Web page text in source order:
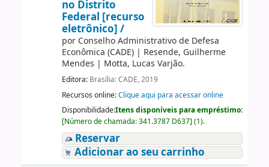
no Distrito
Federal [recurso
eletrônico] /
por Conselho Administrativo de Defesa
Econômica (CADE)| Resende, Guilherme
Mendes | Motta, Lucas Varjão.
Editora: Brasília: CADE, 2019
Recursos online:Clique aqui para acessar online
Disponibilidade:Itens disponíveis para empréstimo:
[Número de chamada:341.3787 D637] (1).
Reservar
Adicionar ao seu carrinho